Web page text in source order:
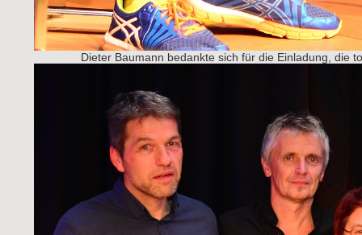
Dieter Baumann bedankte sich für die Einladung, die